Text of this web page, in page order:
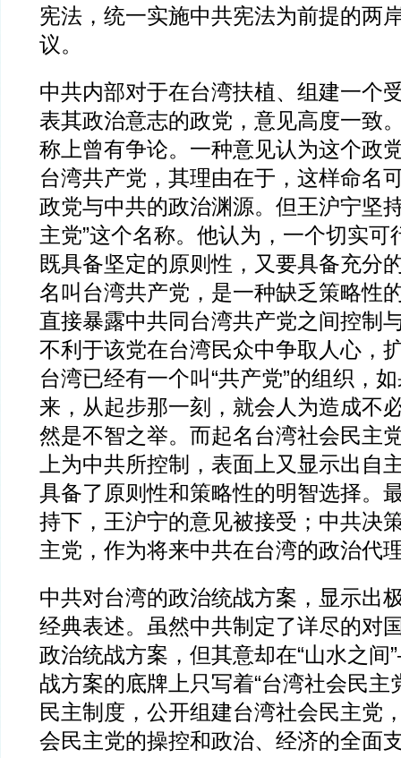
宪法，统一实施中共宪法为前提的两
议。
中共内部对于在台湾扶植、组建一个
表其政治意志的政党，意见高度一致
称上曾有争论。一种意见认为这个政
台湾共产党，其理由在于，这样命名
政党与中共的政治渊源。但王沪宁坚
主党”这个名称。他认为，一个切实可
既具备坚定的原则性，又要具备充分
名叫台湾共产党，是一种缺乏策略性
直接暴露中共同台湾共产党之间控制
不利于该党在台湾民众中争取人心，
台湾已经有一个叫“共产党”的组织，
来，从起步那一刻，就会人为造成不
然是不智之举。而起名台湾社会民主
上为中共所控制，表面上又显示出自
具备了原则性和策略性的明智选择。
持下，王沪宁的意见被接受；中共决
主党，作为将来中共在台湾的政治代
中共对台湾的政治统战方案，显示出
经典表述。虽然中共制定了详尽的对
政治统战方案，但其意却在“山水之
战方案的底牌上只写着“台湾社会民主
民主制度，公开组建台湾社会民主党
会民主党的操控和政治、经济的全面